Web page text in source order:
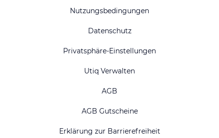
Nutzungsbedingungen
Datenschutz
Privatsphäre-Einstellungen
Utiq Verwalten
AGB
AGB Gutscheine
Erklärung zur Barrierefreiheit